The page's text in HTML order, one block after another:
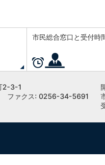
市民総合窓口と受付時
2-3-1
ファクス: 0256-34-5691